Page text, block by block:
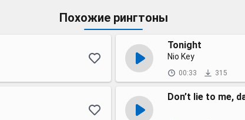
Похожие рингтоны
Tonight
Nio Key
00:33 315
Don’t lie to me,